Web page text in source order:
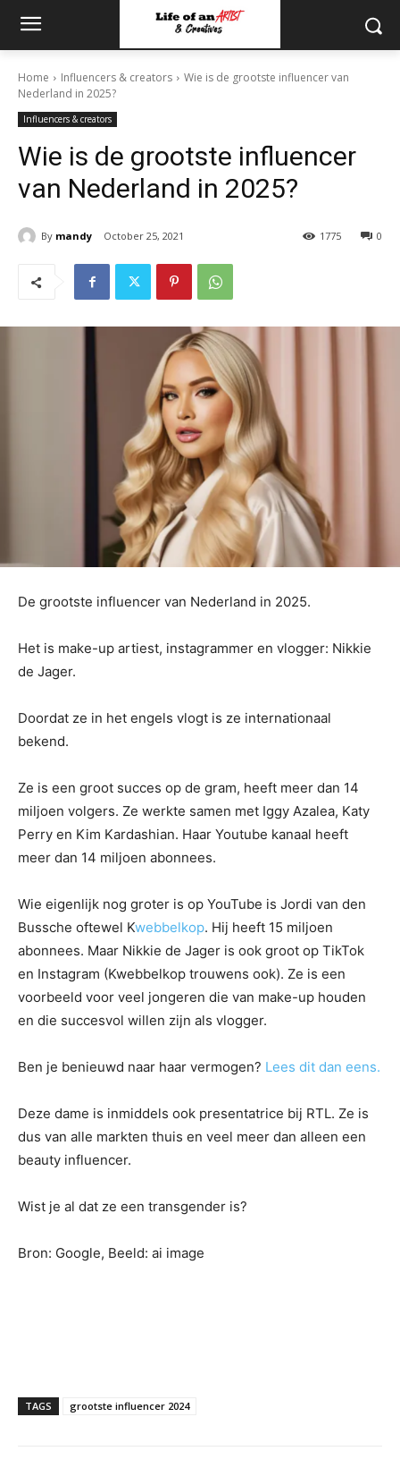
Home Influencers & creators
Wie is de grootste influencer van
Nederland in 2025?
Influencers & creators
Wie is de grootste influencer
van Nederland in 2025?
By mandy October 25, 2021 0
1775
De grootste influencer van Nederland in 2025.
Het is make-up artiest, instagrammer en vlogger: Nikkie
de Jager.
Doordat ze in het engels vlogt is ze internationaal
bekend.
Ze is een groot succes op de gram, heeft meer dan 14
miljoen volgers. Ze werkte samen met Iggy Azalea, Katy
Perry en Kim Kardashian. Haar Youtube kanaal heeft
meer dan 14 miljoen abonnees.
Wie eigenlijk nog groter is op YouTube is Jordi van den
Bussche oftewel Kwebbelkop. Hij heeft 15 miljoen
abonnees. Maar Nikkie de Jager is ook groot op TikTok
en Instagram (Kwebbelkop trouwens ook). Ze is een
voorbeeld voor veel jongeren die van make-up houden
en die succesvol willen zijn als vlogger.
Ben je benieuwd naar haar vermogen? Lees dit dan eens.
Deze dame is inmiddels ook presentatrice bij RTL. Ze is
dus van alle markten thuis en veel meer dan alleen een
beauty influencer.
Wist je al dat ze een transgender is?
Bron: Google, Beeld: ai image
TAGS grootste influencer 2024